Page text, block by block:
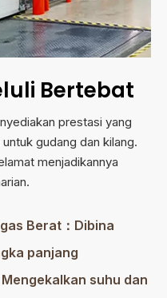
Bertebat
prestasi yang
gudang dan kilang.
menjadikannya
Berat：Dibina
panjang
suhu dan